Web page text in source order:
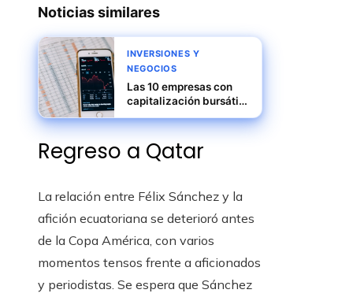
Noticias similares
INVERSIONES Y
NEGOCIOS
Las 10 empresas con
capitalización bursátil
más alta en su punto
máximo
Regreso a Qatar
La relación entre Félix Sánchez y la
afición ecuatoriana se deterioró antes
de la Copa América, con varios
momentos tensos frente a aficionados
y periodistas. Se espera que Sánchez